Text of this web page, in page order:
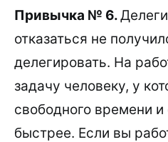
Привычка № 6.
отказаться не
делегировать. На
задачу человеку, у
свободного времени и
быстрее. Если вы